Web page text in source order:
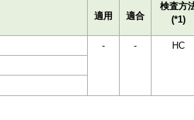
適用 適合
検査方
(*1)
- -
HC